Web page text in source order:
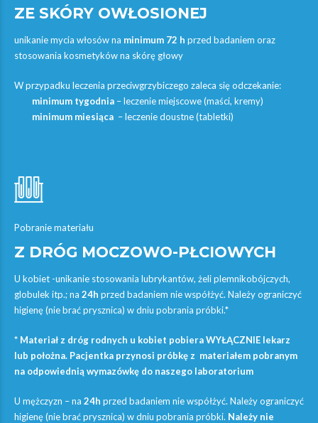
ZE SKÓRY OWŁOSIONEJ
unikanie mycia włosów na minimum 72 h przed badaniem oraz
stosowania kosmetyków na skórę głowy
W przypadku leczenia przeciwgrzybiczego zaleca się odczekanie:
minimum tygodnia – leczenie miejscowe (maści, kremy)
minimum miesiąca – leczenie doustne (tabletki)
Pobranie materiału
Z DRÓG MOCZOWO-PŁCIOWYCH
U kobiet -unikanie stosowania lubrykantów, żeli plemnikobójczych,
globulek itp.; na 24h przed badaniem nie współżyć. Należy ograniczyć
higienę (nie brać prysznica) w dniu pobrania próbki.*
* Materiał z dróg rodnych u kobiet pobiera WYŁĄCZNIE lekarz
lub położna. Pacjentka przynosi próbkę z materiałem pobranym
na odpowiednią wymazówkę do naszego laboratorium
U mężczyzn – na 24h przed badaniem nie współżyć. Należy ograniczyć
higienę (nie brać prysznica) w dniu pobrania próbki. Należy nie